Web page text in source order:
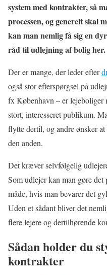
system med kontrakter, så
processen, og generelt skal
kan man nemlig få sig en
råd til udlejning af bolig her.
Der er mange, der leder efter
også stor efterspørgsel på
fx København – er lejeboliger
stort, interesseret publikum.
flytte dertil, og andre ønsker
den anden.
Det kræver selvfølgelig
Som udlejer kan man gøre det
måde, hvis man bevarer det
Uden et sådant bliver det
flere lejere og dertilhørende
Sådan holder du
kontrakter